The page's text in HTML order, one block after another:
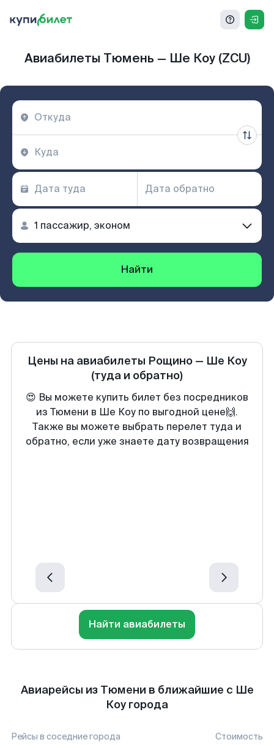
Авиабилеты Тюмень — Ше Коу (ZCU)
Найти
Цены на авиабилеты Рощино— Ше Коу
(туда и обратно)
😍 Вы можете купить билет без посредников
из Тюмени в Ше Коу по выгодной цене🙌.
Также вы можете выбрать перелет туда и
обратно, если уже знаете дату возвращения
Найти авиабилеты
Авиарейсы из Тюмени в ближайшие с Ше
Коу города
Рейсы в соседние города Стоимость